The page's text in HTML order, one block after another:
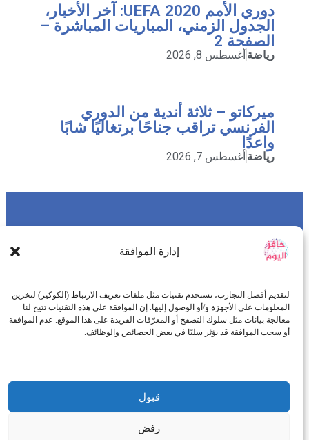
إدارة الموافقة
لتقديم أفضل التجارب، نستخدم تقنيات مثل ملفات تعريف الارتباط (الكوكيز) لتخزين
المعلومات على الأجهزة و/أو الوصول إليها. إن الموافقة على هذه التقنيات تتيح لنا
معالجة بيانات مثل سلوك التصفح أو المعرّفات الفريدة على هذا الموقع. عدم الموافقة
أو سحب الموافقة قد يؤثر سلبًا في بعض الخصائص والوظائف.
قبول
رفض
دوري الأمم UEFA 2020: آخر الأخبار،
الجدول الزمني، المباريات المباشرة –
الصفحة 2
رياضة أغسطس 8, 2026
ميركاتو – ثلاثة أندية من الدوري
الفرنسي تراقب جناحًا برتغاليًا شابًا
واعدًا
رياضة أغسطس 7, 2026
طاقم التحرير
من نحن
موقعنا الإخباري هو أحد الوكالات الإخبارية العربية والذي يهتم
بتغطية كافة الأحداث على إمتداد الساحة العربية والدولية مع
مراعاة الدقة والمصداقية والموضوعية في نشر الخبّر ، ويتخذ